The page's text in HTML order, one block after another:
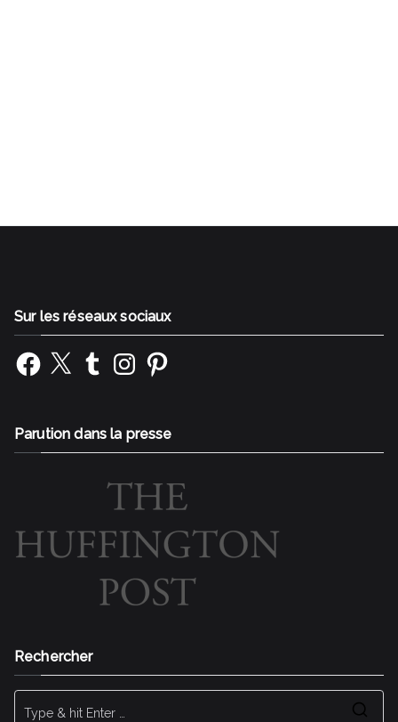
Sur les réseaux sociaux
Facebook
X TumblrInstagramPinterest
Parution dans la presse
Rechercher